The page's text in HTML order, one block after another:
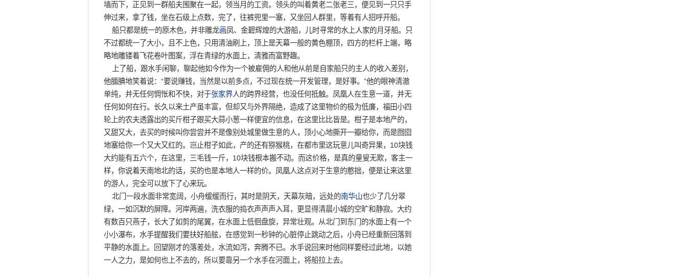
墙而下，正见到一群船夫围聚在一起，领当月的工资。领头的叫着黄老二张老三，便见到一只只手
伸过来，拿了钱，坐在石级上点数，完了，往裤兜里一塞，又坐回人群里，等着有人招呼开船。
船只都是统一的原木色，并非雕龙画凤、金碧辉煌的大游船，儿时寻常的水上人家的月牙船。只
不过都统一了大小，且不上色，只用清油刷上，顶上是天幕一般的黄色棚顶，四方的栏杆上端，略
略地雕镂着飞花卷叶图案，浮在青绿的水面上，清雅而富野趣。
上了船，跟水手闲聊，聊起他如今作为一个被雇佣的人和他从前是自家船只的主人的收入差别，
他腼腆地笑着说：“要说赚钱，当然是以前多点，不过现在统一开发管理，是好事。”他的眼神清澈
单纯，并无任何惆怅和不快，对于张家界人的跨界经营，也没任何抵触。凤凰人在生意一道，并无
任何如何在行。长久以来土产虽丰富，但却又与外界隔绝，造成了这里物价的极为低廉，福田小四
轮上的农夫透露出的买斤柑子跟买大蒜小葱一样便宜的信息，在这里比比皆是。柑子是本地产的，
又甜又大，去买的时候叫你尝尝并不是像别处城里做生意的人，顶小心地撕开一瓣给你，而是囫囵
地塞给你一个又大又红的。岂止柑子如此，产的还有猕猴桃，在都市里这玩意儿叫奇异果，10块钱
大约能有五六个，在这里，三毛钱一斤，10块钱根本搬不动。而这价格，是真的童叟无欺，客主一
样，你说着天南地北的话，买的也是本地人一样的价。凤凰人这点对于生意的憨拙，便是让来这里
的游人，完全可以放下了心来玩。
北门一段水面非常宽阔，小舟缓缓而行，其时是阴天，天幕灰暗，远处的南华山也少了几分翠
绿，一如沉默的屏障。河岸两遍，洗衣服的捣衣声声声入耳，更显得清晨小城的空旷和静寂。大约
有数百只燕子，长大了如剪的尾翼，在水面上低徊盘旋，异常壮观。从北门到东门的水面上有一个
小小瀑布，水手提醒我们要扶好船舷，在感觉到一秒钟的心脏停止跳动之后，小舟已经重新回落到
平静的水面上。回望刚才的落差处，水流如泻，奔腾不已。水手说回来时他同样要经过此地，以她
一人之力，是如何也上不去的，所以要靠另一个水手在河面上，将船拉上去。